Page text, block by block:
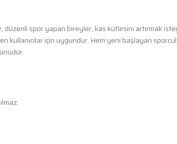
, düzenli spor yapan bireyler, kas kütlesini artırmak
kullanıcılar için uygundur. Hem yeni başlayan